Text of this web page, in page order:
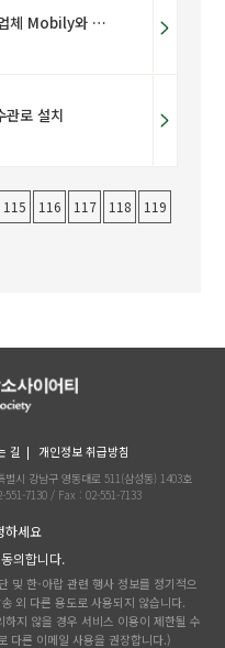
삼성․Huawei, 사우디 통신업체 Mobily와 계약체결
관로 설치
115 116 117 118
119
길 개인정보 취급방침
시 강남구 영동대로 511(삼성동) 1403호
551-7130 / Fax : 02-551-7133
하세요
의합니다.
및 한-아랍 관련 행사 정보를 정기적으
외 다른 용도로 사용되지 않습니다.
지 않을 경우 서비스 이용이 제한될 수
다른 이메일 사용을 권장합니다.)